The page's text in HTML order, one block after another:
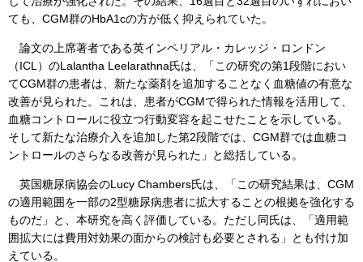
ても、CGM群のHbA1cの方が低く抑えられていた。
論文の上席著者である英インペリアル・カレッジ・ロンドン
（ICL）のLalantha Leelarathna氏は、「この研究の第1段階におい
てCGM群の患者は、新たな薬剤を追加することなく血糖値の有意な
改善が見られた。これは、患者がCGMで得られた情報を活用して、
血糖コントロールに役立つ行動変容を起こせたことを示している。
そして新たな治療介入を追加した第2段階では、CGM群では血糖コ
ントロールのさらなる改善が見られた」と総括している。
英国糖尿病協会のLucy Chambers氏は、「この研究結果は、CGM
の適用範囲を一部の2型糖尿病患者に拡大することの根拠を強化する
ものだ」と、本研究を高く評価している。ただし同氏は、「適用範
囲拡大には費用対効果の面からの検討も必要とされる」とも付け加
えている。